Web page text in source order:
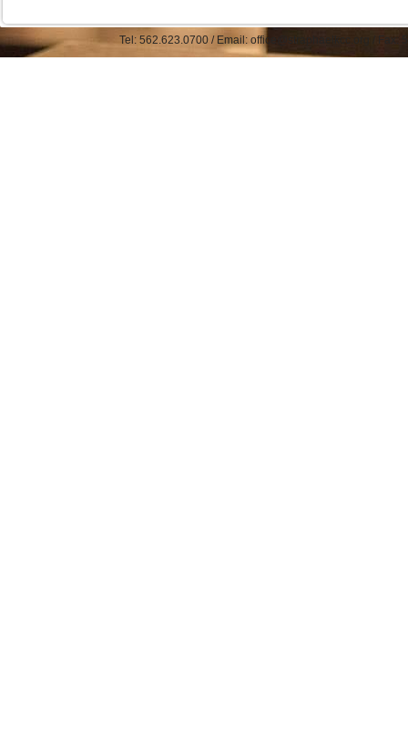
Tel: 562.623.0700 / Email: office@straphaelkcc.org /